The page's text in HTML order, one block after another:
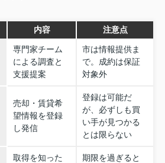
内容 注意点
専門家チーム
による調査と
支援提案
市は情報提供ま
で。成約は保証
対象外
売却・賃貸希
望情報を登録
し発信
登録は可能だ
が、必ずしも買
い手が見つかる
とは限らない
取得を知った
期限を過ぎると